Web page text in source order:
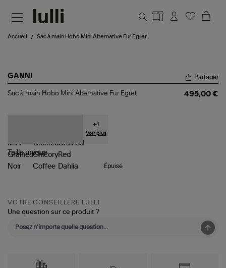
Accueil Sac à main Hobo Mini Alternative Fur Egret
GANNI
Sac
Egret
Partager
Sac à main Hobo Mini Alternative Fur Egret 495,00 €
+4
Voir plus
Tailleunique
Épuisé
VOTRE CONSEILLÈRE LULLI
Une question sur ce produit ?